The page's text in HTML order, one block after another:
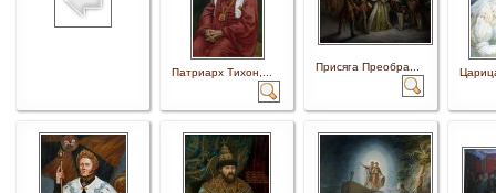
Патриарх Тихон,... Присяга Преобра...